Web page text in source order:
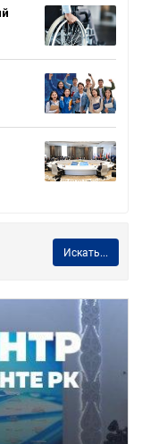
Искать...